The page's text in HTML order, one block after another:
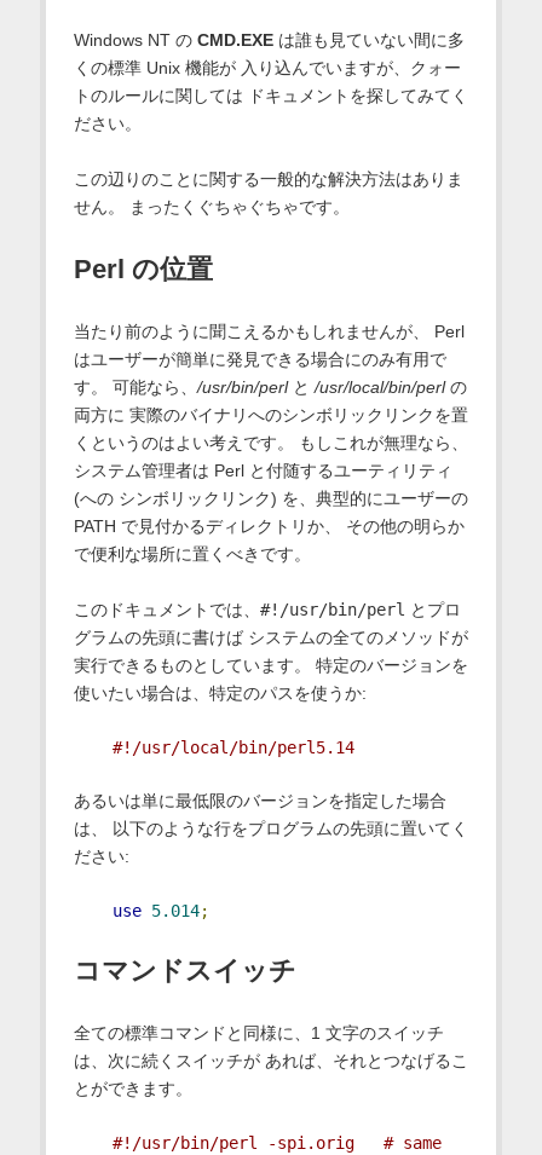
Windows NT の CMD.EXEは誰も見ていない間に多
くの標準 Unix 機能が 入り込んでいますが、クォー
トのルールに関しては ドキュメントを探してみてく
ださい。
この辺りのことに関する一般的な解決方法はありま
せん。 まったくぐちゃぐちゃです。
Perl の位置
当たり前のように聞こえるかもしれませんが、 Perl
はユーザーが簡単に発見できる場合にのみ有用で
す。 可能なら、 /usr/bin/perlと /usr/local/bin/perlの
両方に 実際のバイナリへのシンボリックリンクを置
くというのはよい考えです。 もしこれが無理なら、
システム管理者は Perl と付随するユーティリティ
(への シンボリックリンク) を、典型的にユーザーの
PATH で見付かるディレクトリか、 その他の明らか
で便利な場所に置くべきです。
このドキュメントでは、 #!/usr/bin/perl とプロ
グラムの先頭に書けば システムの全てのメソッドが
実行できるものとしています。 特定のバージョンを
使いたい場合は、特定のパスを使うか:
#!/usr/local/bin/perl5.14
あるいは単に最低限のバージョンを指定した場合
は、 以下のような行をプログラムの先頭に置いてく
ださい:
use 5.014;
コマンドスイッチ
全ての標準コマンドと同様に、1 文字のスイッチ
は、次に続くスイッチが あれば、それとつなげるこ
とができます。
#!/usr/bin/perl -spi.orig   # same